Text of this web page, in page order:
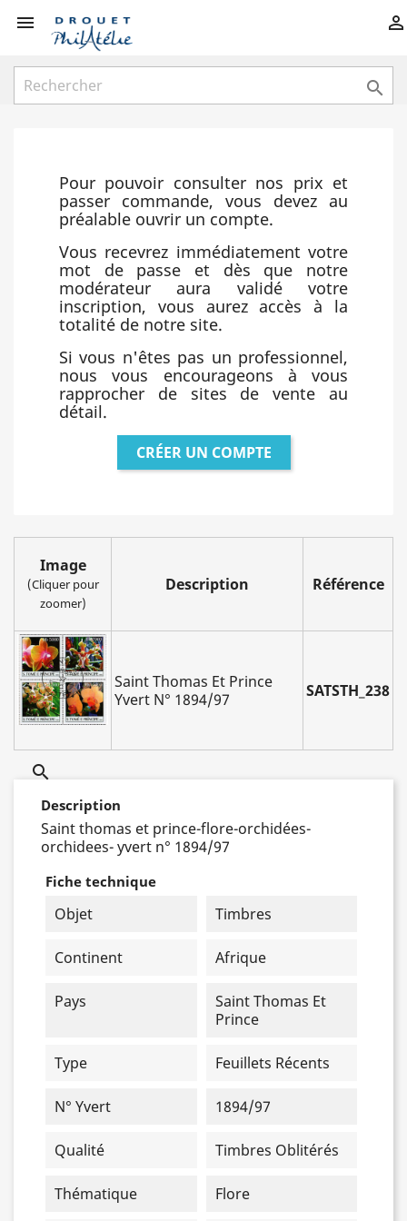
 

Pour pouvoir consulter nos prix et
passer commande, vous devez au
préalable ouvrir un compte.
Vous recevrez immédiatement votre
mot de passe et dès que notre
modérateur aura validé votre
inscription, vous aurez accès à la
totalité de notre site.
Si vous n'êtes pas un professionnel,
nous vous encourageons à vous
rapprocher de sites de vente au
détail.
CRÉER UN COMPTE
Image
(Cliquer pour
zoomer)
Description Référence

Saint Thomas Et Prince
Yvert N° 1894/97
SATSTH_238
Description
Saint thomas et prince-flore-orchidées-
orchidees- yvert n° 1894/97
Fiche technique
Objet Timbres
Continent Afrique
Pays
Saint Thomas Et
Prince
Type Feuillets Récents
N° Yvert 1894/97
Qualité Timbres Oblitérés
Thématique Flore